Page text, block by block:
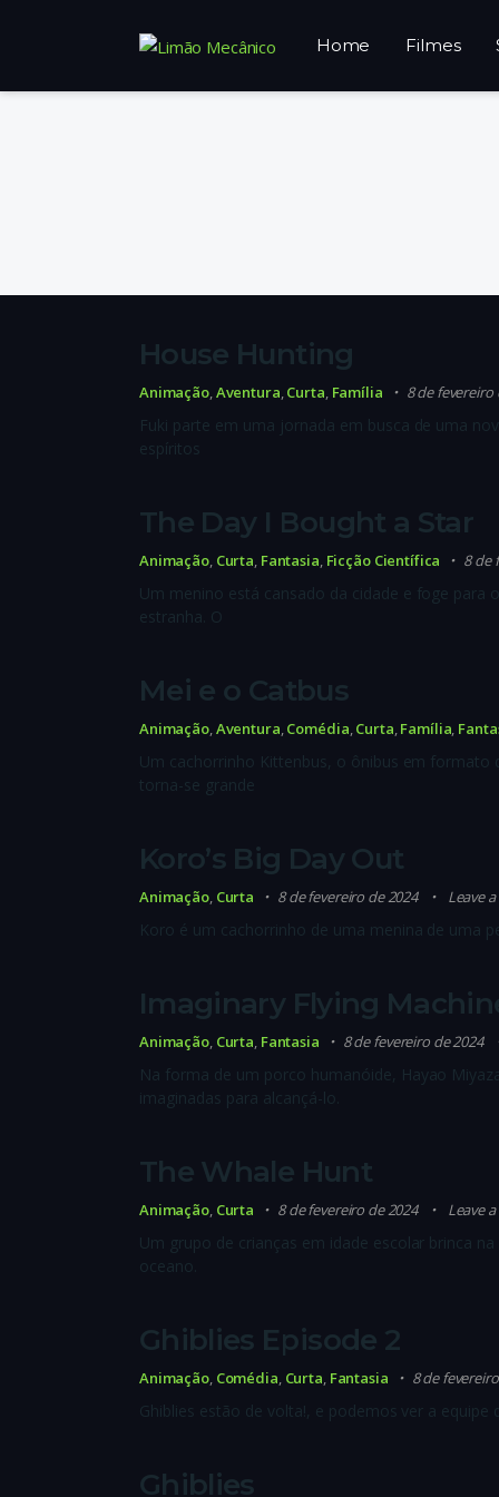
Home Filmes
House Hunting
Animação,Aventura,Curta, Família 8 de fevereiro
Fuki parte em uma jornada em busca de uma
espíritos
The Day I Bought a Star
Animação, Curta, Fantasia, Ficção Científica 8 de
Um menino está cansado da cidade e foge
estranha. O
Mei e o Catbus
Animação,Aventura,Comédia,Curta,Família,
Um cachorrinho Kittenbus, o ônibus em formato
torna-se grande
Koro’s Big Day Out
Animação, Curta 8 de fevereiro de 2024 Leave
Koro é um cachorrinho de uma menina de uma
Imaginary Flying
Animação, Curta, Fantasia 8 de fevereiro de 2024
Na forma de um porco humanóide, Hayao
imaginadas para alcançá-lo.
The Whale Hunt
Animação, Curta 8 de fevereiro de 2024 Leave
Um grupo de crianças em idade escolar brinca
oceano.
Ghiblies Episode 2
Animação, Comédia, Curta, Fantasia 8 de
Ghiblies estão de volta!, e podemos ver a
Ghiblies